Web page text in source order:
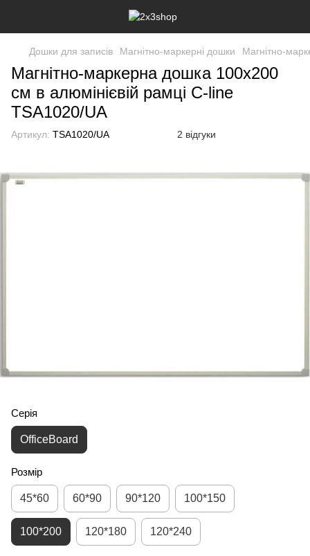
Дошки для записів Магнітно-маркерні дошки Магнітно-
Магнітно-маркерна дошка 100x200
см в алюмінієвій рамці C-line
TSA1020/UA
Артикул: TSA1020/UA 2 відгуки
Серія
OfficeBoard
Розмір
45*60 60*90 90*120 100*150
100*200 120*180 120*240